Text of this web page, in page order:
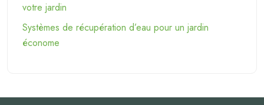
votre jardin
Systèmes de récupération d’eau pour un jardin
économe